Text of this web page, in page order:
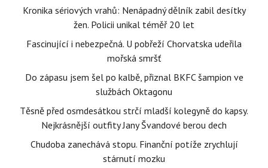
Kronika sériových vrahů: Nenápadný dělník zabil desítky
žen. Policii unikal téměř 20 let
Fascinující i nebezpečná. U pobřeží Chorvatska udeřila
mořská smršť
Do zápasu jsem šel po kalbě, přiznal BKFC šampion ve
službách Oktagonu
Těsně před osmdesátkou strčí mladší kolegyně do kapsy.
Nejkrásnější outfity Jany Švandové berou dech
Chudoba zanechává stopu. Finanční potíže zrychlují
stárnutí mozku